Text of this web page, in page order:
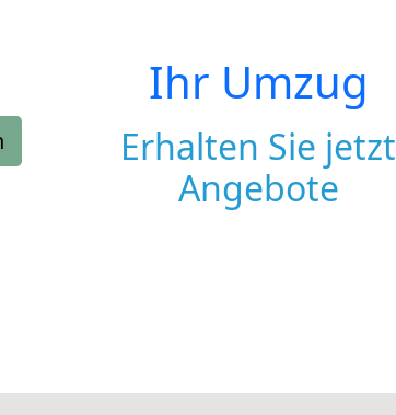
Ihr Umzug
Erhalten Sie jetzt
Angebote